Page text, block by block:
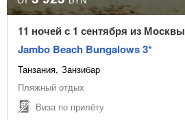
11 ночей с 1 сентября из Москвы
Jambo Beach Bungalows 3*
Танзания Занзибар
Пляжный отдых
Виза по прилёту